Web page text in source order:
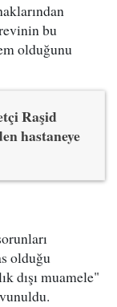
bu
olduğunu
Raşid
hastaneye
olduğu
dışı muamele"